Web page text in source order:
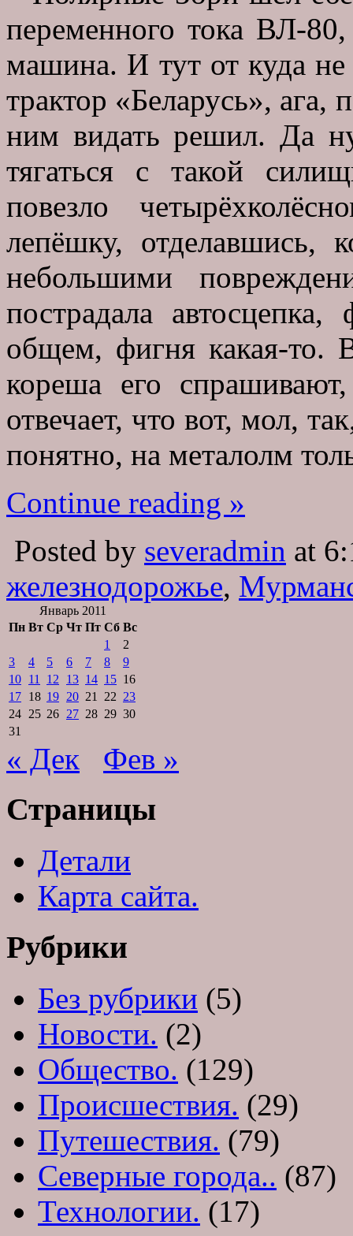
переменного тока ВЛ-
машина. И тут от куда не
трактор «Беларусь», ага,
ним видать решил. Да
тягаться с такой
повезло
лепёшку, отделавшись,
небольшими
пострадала
общем, фигня какая-то.
кореша его
отвечает, что вот, мол,
понятно, на металолм
Continue reading »
Posted by severadmin at
железнодорожье,
Январь 2011
Пн Вт Ср Чт Пт Сб Вс
1
2
3
4 5 6 7 8
9
10 11 12 13 14 15 16
17 18 19 20 21 22 23
24 25 26 27 28 29 30
31
« Дек Фев »
Страницы
Детали
Карта сайта.
Рубрики
Без рубрики (5)
Новости. (2)
Общество. (129)
Происшествия. (29)
Путешествия. (79)
Северные города.. (87)
Технологии. (17)